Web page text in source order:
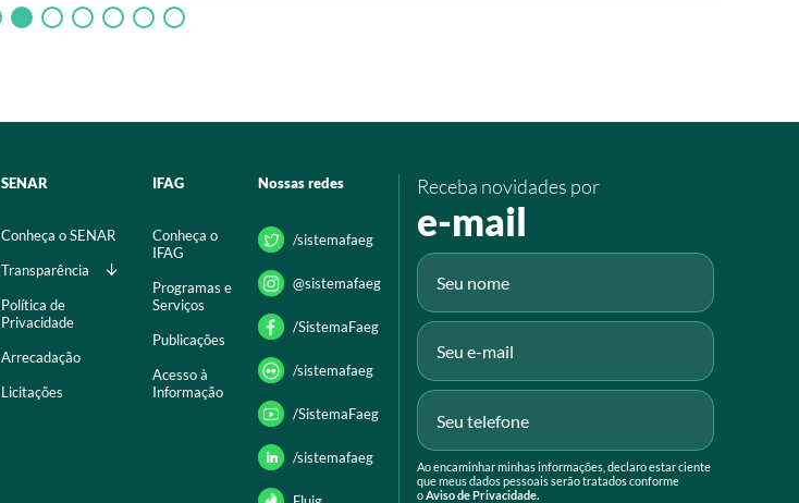
SENAR
Conheça o SENAR
Transparência
Política de
Privacidade
Arrecadação
Licitações
IFAG
Conheça o
IFAG
Programas e
Serviços
Publicações
Acesso à
Informação
Nossas redes
/sistemafaeg
@sistemafaeg
/SistemaFaeg
/sistemafaeg
/SistemaFaeg
/sistemafaeg
Receba novidades por
e-mail
Ao encaminhar minhas informações, declaro estar ciente
que meus dados pessoais serão tratados conforme
oAviso de Privacidade.